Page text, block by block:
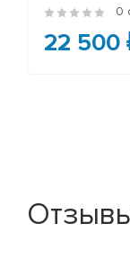
0
22 500